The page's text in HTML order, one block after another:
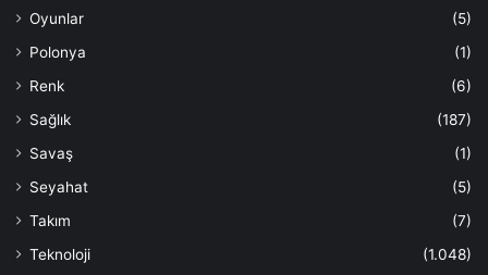
Oyunlar
(5)
Polonya
(1)
Renk
(6)
Sağlık
(187)
Savaş
(1)
Seyahat
(5)
Takım
(7)
Teknoloji
(1.048)